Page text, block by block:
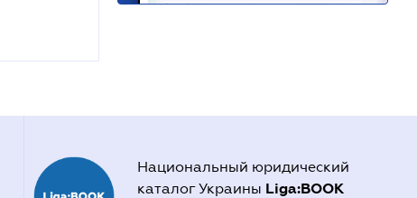
Национальный юридический
каталог Украины Liga:BOOK